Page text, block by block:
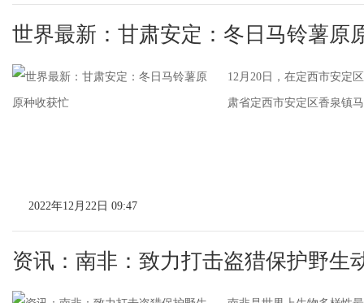
世界最新：甘肃安定：冬日马铃薯原
12月20日，在定西市安定
肃省定西市安定区香泉镇
2022年12月22日 09:47
资讯：南非：致力打击盗猎保护野生